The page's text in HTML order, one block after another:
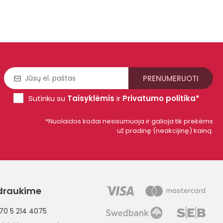
Sutinku su Taisyklėmis ir Privatumo politika*
*Nuolaidos kodai nesisumuoja ir galioja tik prekėms
už pradinę (neakcijinę) kainą.
5 214 4075